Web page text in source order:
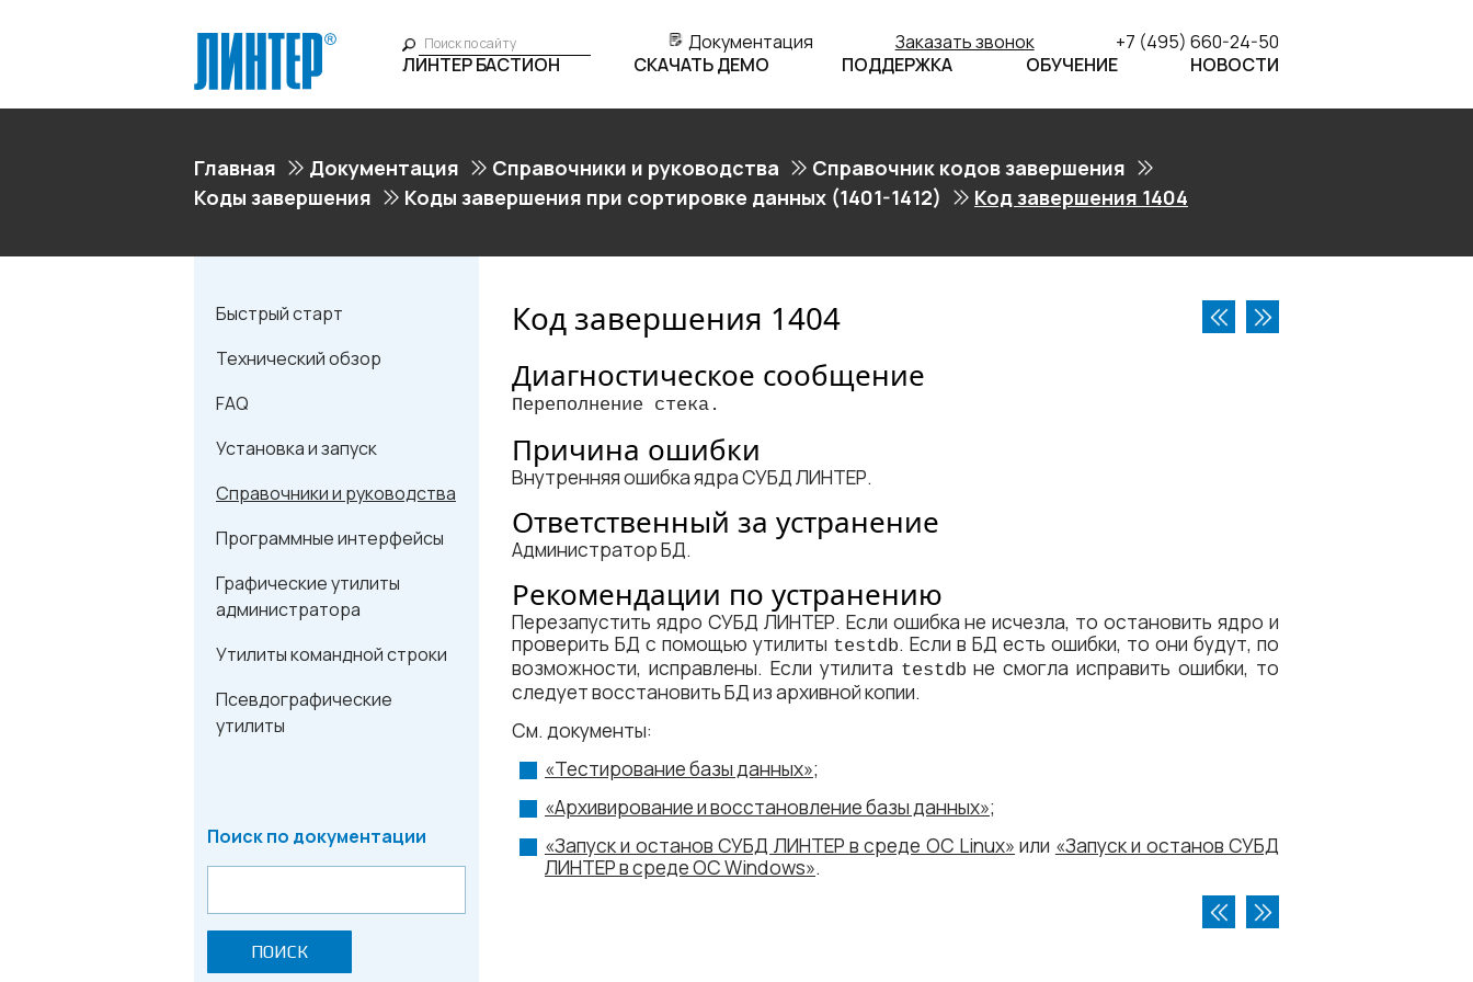
Документация Заказать звонок
+7 (495) 660-24-50
ЛИНТЕР БАСТИОН
СКАЧАТЬ ДЕМО ПОДДЕРЖКА ОБУЧЕНИЕ НОВОСТИ
Главная Документация Справочники и руководства
Справочник кодов завершения
Коды завершения
Коды завершения при сортировке данных (1401-1412) Код завершения 1404
Быстрый старт
Технический обзор
FAQ
Установка и запуск
Справочники и руководства
Программные интерфейсы
Графические утилиты
администратора
Утилиты командной строки
Псевдографические
утилиты
Поиск по документации
ПОИСК
Код завершения 1404
Диагностическое сообщение
Переполнение стека.
Причина ошибки
Внутренняя ошибка ядра СУБД ЛИНТЕР.
Ответственный за устранение
Администратор БД.
Рекомендации по устранению
Перезапустить ядро СУБД ЛИНТЕР. Если ошибка не исчезла, то остановить ядро и
проверить БД с помощью утилиты testdb. Если в БД есть ошибки, то они будут, по
возможности, исправлены. Если утилита testdb не смогла исправить ошибки, то
следует восстановить БД из архивной копии.
См. документы:
«Тестирование базы данных»;
«Архивирование и восстановление базы данных»;
«Запуск и останов СУБД ЛИНТЕР в среде ОС Linux» или «Запуск и останов СУБД
ЛИНТЕР в среде ОС Windows».